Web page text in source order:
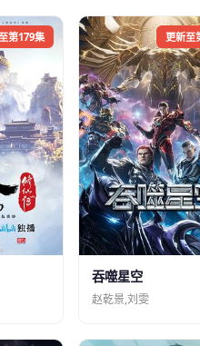
第179集 更新至
吞噬星空
赵乾景,刘雯